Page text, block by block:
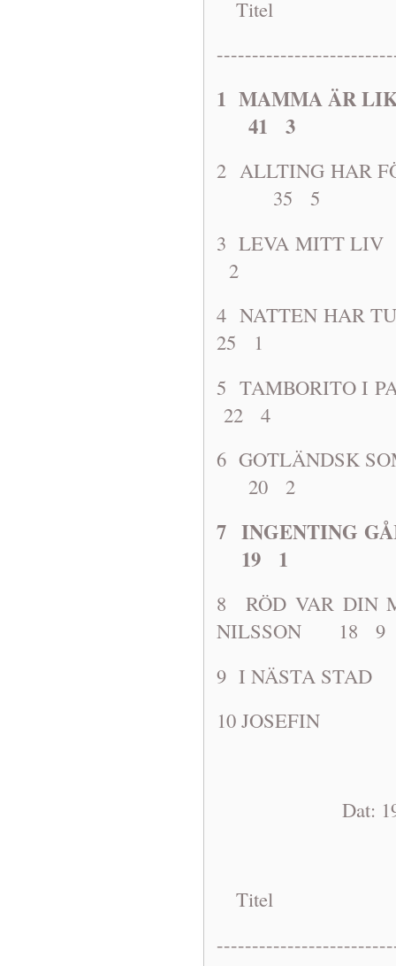
Titel
1 MAMMA
41 3
2 ALLTING HAR
35 5
3 LEVA
2
4 NATTEN
25 1
5
22 4
6
20 2
7 INGENTING
19 1
8 RÖD VAR
NILSSON 18 9
9 I NÄSTA
10
Dat: 1968-
Titel